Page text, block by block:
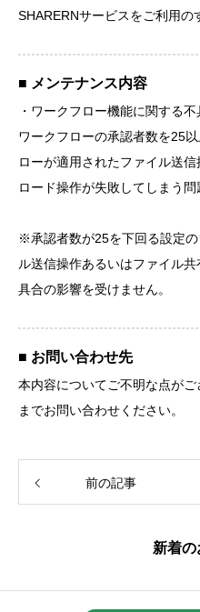
SHARERNサービスをご利用の
■ メンテナンス内容
・ワークフロー機能に関する
ワークフローの承認者数を25
ローが適用されたファイル送
ロード操作が失敗してしまう問
※承認者数が25を下回る設定
ル送信操作あるいはファイル
具合の影響を受けません。
■ お問い合わせ先
本内容についてご不明な点が
までお問い合わせください。
前の記事
新着